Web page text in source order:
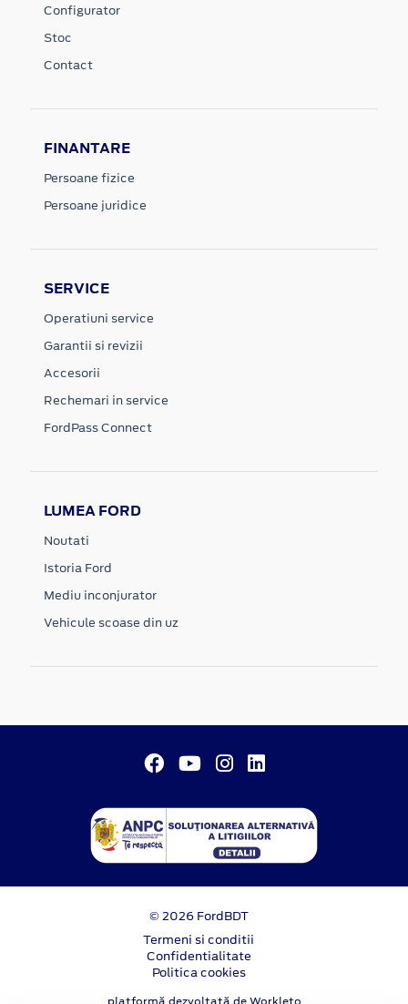
Configurator
Stoc
Contact
FINANTARE
Persoane fizice
Persoane juridice
SERVICE
Operatiuni service
Garantii si revizii
Accesorii
Rechemari in service
FordPass Connect
LUMEA FORD
Noutati
Istoria Ford
Mediu inconjurator
Vehicule scoase din uz
© 2026 FordBDT
Termeni si conditii
Confidentialitate
Politica cookies